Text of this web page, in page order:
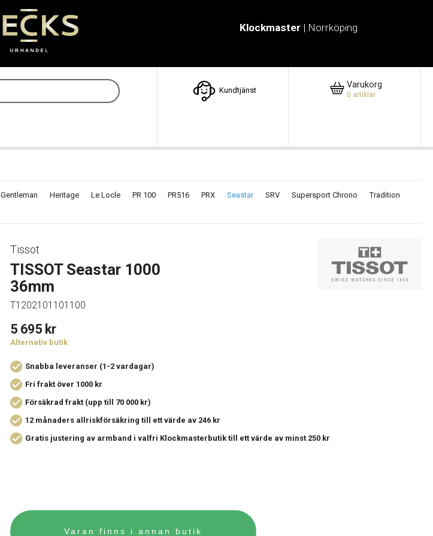
Klockmaster | Norrköping
Kundtjänst
Varukorg
0 artiklar
Gentleman Heritage Le Locle PR 100 PR516 PRX Seastar SRV Supersport Chrono
Tradition
Tissot
TISSOT Seastar 1000
36mm
T1202101101100
5 695 kr
Alternativ butik
Snabba leveranser (1-2 vardagar)
Fri frakt över 1000 kr
Försäkrad frakt (upp till 70 000 kr)
12 månaders allriskförsäkring till ett värde av 246 kr
Gratis justering av armband i valfri Klockmasterbutik till ett värde av minst 250 kr